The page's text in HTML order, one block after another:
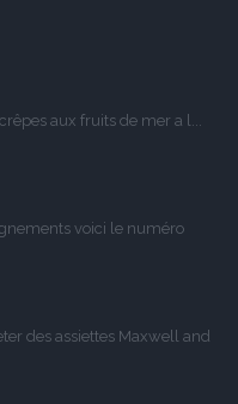
aux fruits de mer a l...
voici le numéro
des assiettes Maxwell and